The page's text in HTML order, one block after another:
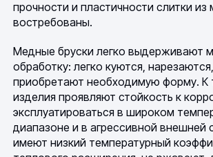
прочности и пластичности слитки из
востребованы.
Медные бруски легко выдерживают
обработку: легко куются,
приобретают необходимую форму. К
изделия проявляют стойкость к
эксплуатироваться в широком
диапазоне и в агрессивной внешней
имеют низкий температурный